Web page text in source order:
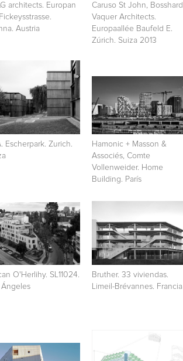
architects. Europan
Austria
Caruso St John, Bosshard
Vaquer Architects.
Europaallée Baufeld E.
Zúrich. Suiza 2013
Escherpark. Zurich.
Hamonic + Masson &
Associés, Comte
Vollenweider. Home
Building. París
O'Herlihy. SL11024.
Ángeles
Bruther. 33 viviendas.
Limeil-Brévannes. Francia